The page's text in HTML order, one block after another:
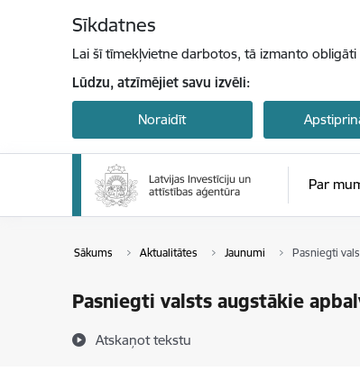
Sīkdatnes
Lai šī tīmekļvietne darbotos, tā izmanto
Lūdzu, atzīmējiet savu izvēli:
Noraidīt
Par
Sākums Aktualitātes Jaunumi Pasniegti
Pasniegti valsts augstākie
Atskaņot tekstu